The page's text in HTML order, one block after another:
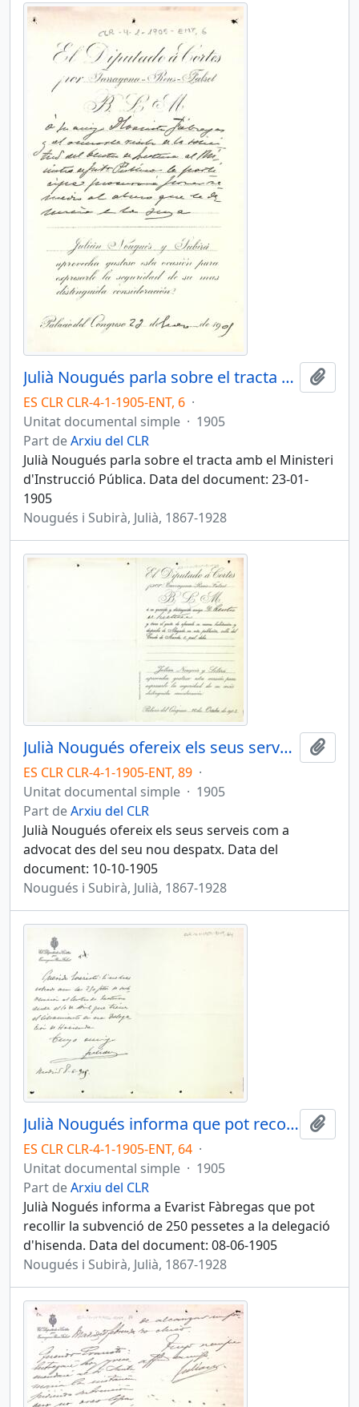
Julià Nougués parla sobre el tracta amb el Ministeri d'Instrucció Pública
ES CLR CLR-4-1-1905-ENT, 6 ·
Unitat documental simple · 1905
Part deArxiu del CLR
Julià Nougués parla sobre el tracta amb el Ministeri
d'Instrucció Pública. Data del document: 23-01-
1905
Nougués i Subirà, Julià, 1867-1928
Julià Nougués ofereix els seus serveis com a advocat
ES CLR CLR-4-1-1905-ENT, 89 ·
Unitat documental simple · 1905
Part deArxiu del CLR
Julià Nougués ofereix els seus serveis com a
advocat des del seu nou despatx. Data del
document: 10-10-1905
Nougués i Subirà, Julià, 1867-1928
Julià Nougués informa que pot recollir la subvenció de 250 pessetes a la delegació d'hisenda
ES CLR CLR-4-1-1905-ENT, 64 ·
Unitat documental simple · 1905
Part deArxiu del CLR
Julià Nogués informa a Evarist Fàbregas que pot
recollir la subvenció de 250 pessetes a la delegació
d'hisenda. Data del document: 08-06-1905
Nougués i Subirà, Julià, 1867-1928